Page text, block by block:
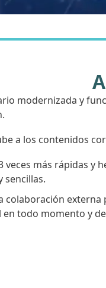
modernizada y
a los contenidos
veces más rápidas y
sencillas.
colaboración externa
todo momento y